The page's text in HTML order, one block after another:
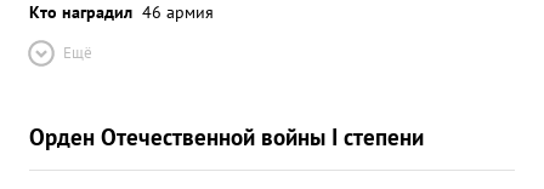
Кто наградил 46 армия
Ещё
Орден Отечественной войны I степени